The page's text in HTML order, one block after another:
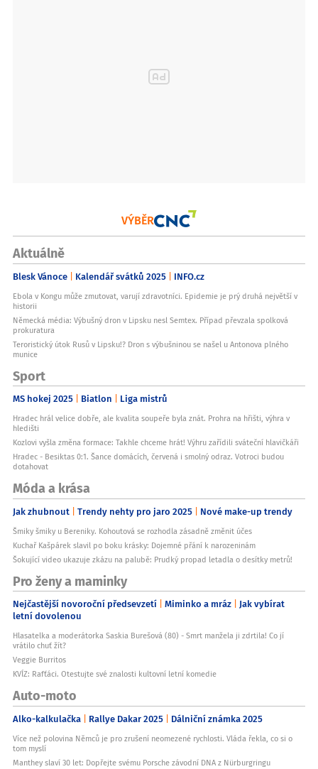
VÝBĚR
Aktuálně
Blesk Vánoce Kalendář svátků 2025 INFO.cz
Ebola v Kongu může zmutovat, varují zdravotníci. Epidemie je prý druhá největší v
historii
Německá média: Výbušný dron v Lipsku nesl Semtex. Případ převzala spolková
prokuratura
Teroristický útok Rusů v Lipsku!? Dron s výbušninou se našel u Antonova plného
munice
Sport
MS hokej 2025 Biatlon Liga mistrů
Hradec hrál velice dobře, ale kvalita soupeře byla znát. Prohra na hřišti, výhra v
hledišti
Kozlovi vyšla změna formace: Takhle chceme hrát! Výhru zařídili sváteční hlavičkáři
Hradec - Besiktas 0:1. Šance domácích, červená i smolný odraz. Votroci budou
dotahovat
Móda a krása
Jak zhubnout Trendy nehty pro jaro 2025 Nové make-up trendy
Šmiky šmiky u Bereniky. Kohoutová se rozhodla zásadně změnit účes
Kuchař Kašpárek slavil po boku krásky: Dojemné přání k narozeninám
Šokující video ukazuje zkázu na palubě: Prudký propad letadla o desítky metrů!
Pro ženy a maminky
Nejčastější novoroční předsevzetí Miminko a mráz Jak vybírat
letní dovolenou
Hlasatelka a moderátorka Saskia Burešová (80) - Smrt manžela ji zdrtila! Co jí
vrátilo chuť žít?
Veggie Burritos
KVÍZ: Rafťáci. Otestujte své znalosti kultovní letní komedie
Auto-moto
Alko-kalkulačka Rallye Dakar 2025 Dálniční známka 2025
Více než polovina Němců je pro zrušení neomezené rychlosti. Vláda řekla, co si o
tom myslí
Manthey slaví 30 let: Dopřejte svému Porsche závodní DNA z Nürburgringu